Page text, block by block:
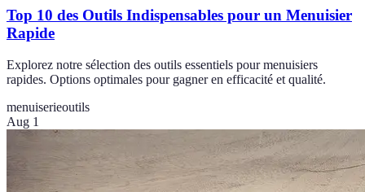
Top 10 des Outils Indispensables pour un Menuisier
Rapide
Explorez notre sélection des outils essentiels pour menuisiers
rapides. Options optimales pour gagner en efficacité et qualité.
menuiserieoutils
Aug 1